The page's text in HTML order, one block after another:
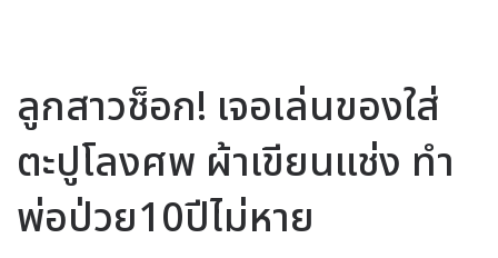
ลูกสาวช็อก! เจอเล่นของใส่
ตะปูโลงศพ ผ้าเขียนแช่ง ทำ
พ่อป่วย10ปีไม่หาย